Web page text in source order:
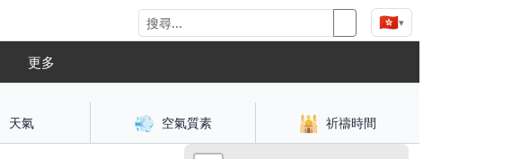
🇭🇰▾
天氣 💨 空氣質素 🕌 祈禱時間